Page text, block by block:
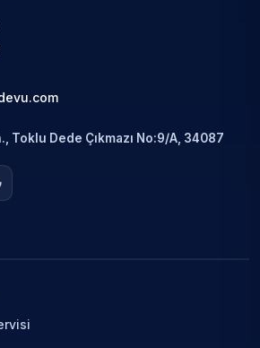
Toklu Dede Çıkmazı No:9/A, 34087